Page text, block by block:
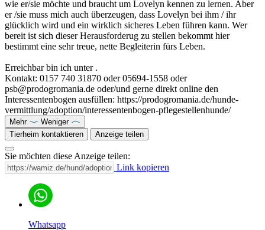
wie er/sie möchte und braucht um Lovelyn kennen zu lernen. Aber
er /sie muss mich auch überzeugen, dass Lovelyn bei ihm / ihr
glücklich wird und ein wirklich sicheres Leben führen kann. Wer
bereit ist sich dieser Herausforderug zu stellen bekommt hier
bestimmt eine sehr treue, nette Begleiterin fürs Leben.
Erreichbar bin ich unter .
Kontakt: 0157 740 31870 oder 05694-1558 oder
psb@prodogromania.de oder/und gerne direkt online den
Interessentenbogen ausfüllen: https://prodogromania.de/hunde-
vermittlung/adoption/interessentenbogen-pflegestellenhunde/
Mehr
Weniger
Tierheim kontaktieren
Anzeige teilen
Sie möchten diese Anzeige teilen:
Link kopieren
Whatsapp